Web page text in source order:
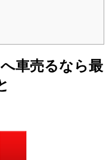
車売るなら最